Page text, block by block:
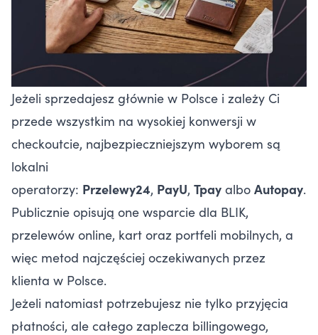
Jeżeli sprzedajesz głównie w Polsce i zależy Ci
przede wszystkim na wysokiej konwersji w
checkoutcie, najbezpieczniejszym wyborem są
lokalni
operatorzy: Przelewy24, PayU, Tpay albo Autopay.
Publicznie opisują one wsparcie dla BLIK,
przelewów online, kart oraz portfeli mobilnych, a
więc metod najczęściej oczekiwanych przez
klienta w Polsce.
Jeżeli natomiast potrzebujesz nie tylko przyjęcia
płatności, ale całego zaplecza billingowego,